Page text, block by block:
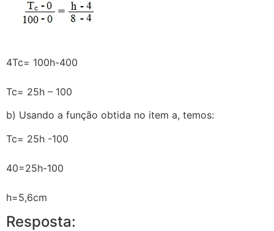
4Tc= 100h-400
Tc= 25h – 100
b) Usando a função obtida no item a, temos:
Tc= 25h -100
40=25h-100
h=5,6cm
Resposta: